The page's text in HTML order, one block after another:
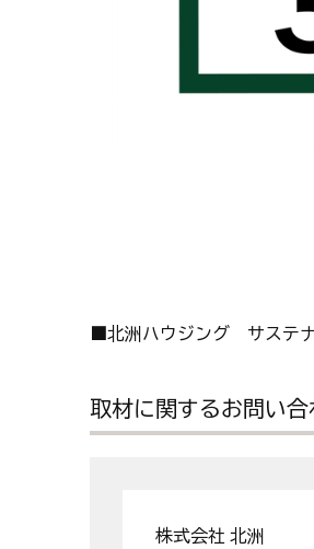
■北洲ハウジング サステ
取材に関するお問い合
株式会社 北洲